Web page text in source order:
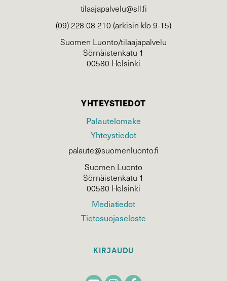
tilaajapalvelu@sll.fi
(09) 228 08 210 (arkisin klo 9-15)
Suomen Luonto/tilaajapalvelu
Sörnäistenkatu 1
00580 Helsinki
YHTEYSTIEDOT
Palautelomake
Yhteystiedot
palaute@suomenluonto.fi
Suomen Luonto
Sörnäistenkatu 1
00580 Helsinki
Mediatiedot
Tietosuojaseloste
KIRJAUDU